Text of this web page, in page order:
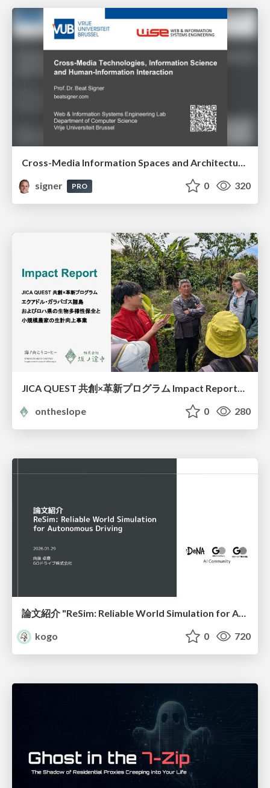
Cross-Media Information Spaces and Architectures
signer
PRO 0 320
ontheslope
0 280
論文紹介 "ReSim: Reliable World Simulation for Autonomous Driving"
kogo
0 720